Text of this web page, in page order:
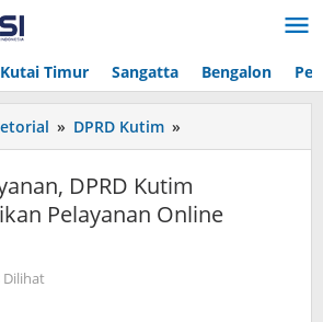
Kutai Timur Sangatta Bengalon
» DPRD Kutim »
Pelayanan,
Kutim
Rekomendasikan
DPRD Kutim
Pelayanan Online
Dilihat